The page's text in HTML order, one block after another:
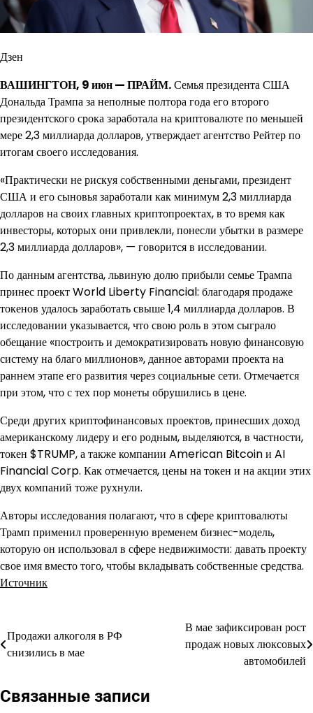
Дзен
ВАШИНГТОН, 9 июн — ПРАЙМ.Семья президента США
Дональда Трампа за неполные полтора года его второго
президентского срока заработала на криптовалюте по меньшей
мере 2,3 миллиарда долларов, утверждает агентство Рейтер по
итогам своего исследования.
«Практически не рискуя собственными деньгами, президент
США и его сыновья заработали как минимум 2,3 миллиарда
долларов на своих главных криптопроектах, в то время как
инвесторы, которых они привлекли, понесли убытки в размере
2,3 миллиарда долларов», — говорится в исследовании.
По данным агентства, львиную долю прибыли семье Трампа
принес проект World Liberty Financial: благодаря продаже
токенов удалось заработать свыше 1,4 миллиарда долларов. В
исследовании указывается, что свою роль в этом сыграло
обещание «построить и демократизировать новую финансовую
систему на благо миллионов», данное авторами проекта на
раннем этапе его развития через социальные сети. Отмечается
при этом, что с тех пор монеты обрушились в цене.
Среди других криптофинансовых проектов, принесших доход
американскому лидеру и его родным, выделяются, в частности,
токен $TRUMP, а также компании American Bitcoin и AI
Financial Corp. Как отмечается, цены на токен и на акции этих
двух компаний тоже рухнули.
Авторы исследования полагают, что в сфере криптовалюты
Трамп применил проверенную временем бизнес-модель,
которую он использовал в сфере недвижимости: давать проекту
свое имя вместо того, чтобы вкладывать собственные средства.
Источник
Навигация
по
Продажи алкоголя в РФ
снизились в мае
В мае зафиксирован рост
продаж новых люксовых
автомобилей
Связанные записи